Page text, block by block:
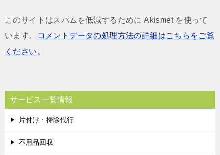
このサイトはスパムを低減するために Akismet を使って
います。
コメントデータの処理方法の詳細はこちらをご覧
ください 。
サービス一覧情報
片付け・掃除代行
不用品回収